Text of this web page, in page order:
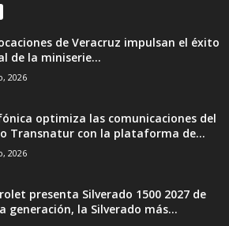
de Veracruz impulsan el éxito
de la miniserie...
2026
optimiza las comunicaciones del
Transnatur con la plataforma de...
2026
presenta Silverado 1500 2027 de
generación, la Silverado más...